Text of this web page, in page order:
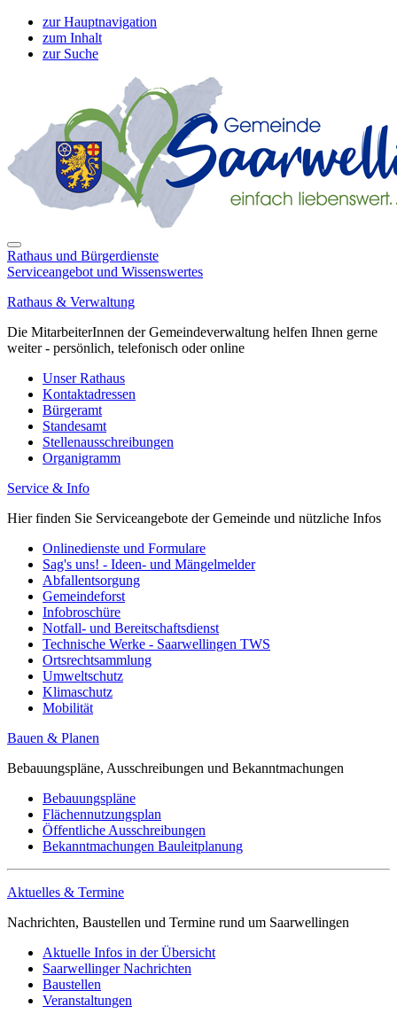
zur Hauptnavigation
zum Inhalt
zur Suche
Rathaus und Bürgerdienste
Serviceangebot und Wissenswertes
Rathaus & Verwaltung
Die MitarbeiterInnen der Gemeindeverwaltung helfen Ihnen gerne
weiter - persönlich, telefonisch oder online
Unser Rathaus
Kontaktadressen
Bürgeramt
Standesamt
Stellenausschreibungen
Organigramm
Service & Info
Hier finden Sie Serviceangebote der Gemeinde und nützliche Infos
Onlinedienste und Formulare
Sag's uns! - Ideen- und Mängelmelder
Abfallentsorgung
Gemeindeforst
Infobroschüre
Notfall- und Bereitschaftsdienst
Technische Werke - Saarwellingen TWS
Ortsrechtsammlung
Umweltschutz
Klimaschutz
Mobilität
Bauen & Planen
Bebauungspläne, Ausschreibungen und Bekanntmachungen
Bebauungspläne
Flächennutzungsplan
Öffentliche Ausschreibungen
Bekanntmachungen Bauleitplanung
Aktuelles & Termine
Nachrichten, Baustellen und Termine rund um Saarwellingen
Aktuelle Infos in der Übersicht
Saarwellinger Nachrichten
Baustellen
Veranstaltungen